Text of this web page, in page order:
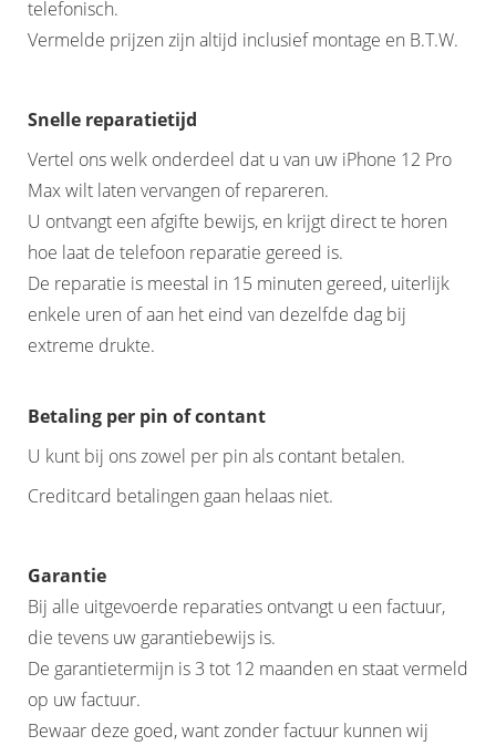
telefonisch.
Vermelde prijzen zijn altijd inclusief montage en B.T.W.
Snelle reparatietijd
Vertel ons welk onderdeel dat u van uw iPhone 12 Pro
Max wilt laten vervangen of repareren.
U ontvangt een afgifte bewijs, en krijgt direct te horen
hoe laat de telefoon reparatie gereed is.
De reparatie is meestal in 15 minuten gereed, uiterlijk
enkele uren of aan het eind van dezelfde dag bij
extreme drukte.
Betaling per pin of contant
U kunt bij ons zowel per pin als contant betalen.
Creditcard betalingen gaan helaas niet.
Garantie
Bij alle uitgevoerde reparaties ontvangt u een factuur,
die tevens uw garantiebewijs is.
De garantietermijn is 3 tot 12 maanden en staat vermeld
op uw factuur.
Bewaar deze goed, want zonder factuur kunnen wij